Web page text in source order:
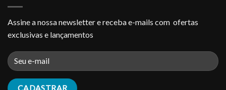
Assine a nossa newsletter e receba e-mails com ofertas
exclusivas e lançamentos